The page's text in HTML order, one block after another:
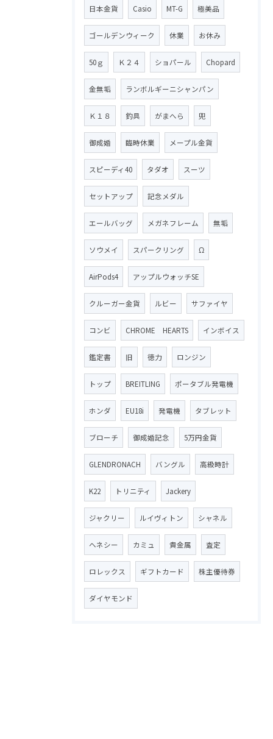
日本金貨 Casio MT-G 極美品
ゴールデンウィーク 休業 お休み
50ｇ Ｋ２４ ショパール Chopard
金無垢 ランボルギーニシャンパン
Ｋ１８ 釣具 がまへら 兜
御成婚 臨時休業 メープル金貨
スピーディ40 タダオ スーツ
セットアップ 記念メダル
エールバッグ メガネフレーム 無垢
ソウメイ スパークリング Ω
AirPods4 アップルウォッチSE
クルーガー金貨 ルビー サファイヤ
コンビ CHROME HEARTS インボイス
鑑定書 旧 徳力 ロンジン
トップ BREITLING ポータブル発電機
ホンダ EU18i 発電機 タブレット
ブローチ 御成婚記念 5万円金貨
GLENDRONACH バングル 高級時計
K22 トリニティ Jackery
ジャクリー ルイヴィトン シャネル
ヘネシー カミュ 貴金属 査定
ロレックス ギフトカード 株主優待券
ダイヤモンド